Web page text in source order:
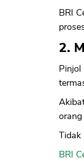
BRI
2.
Pinjol
Tidak
BRI